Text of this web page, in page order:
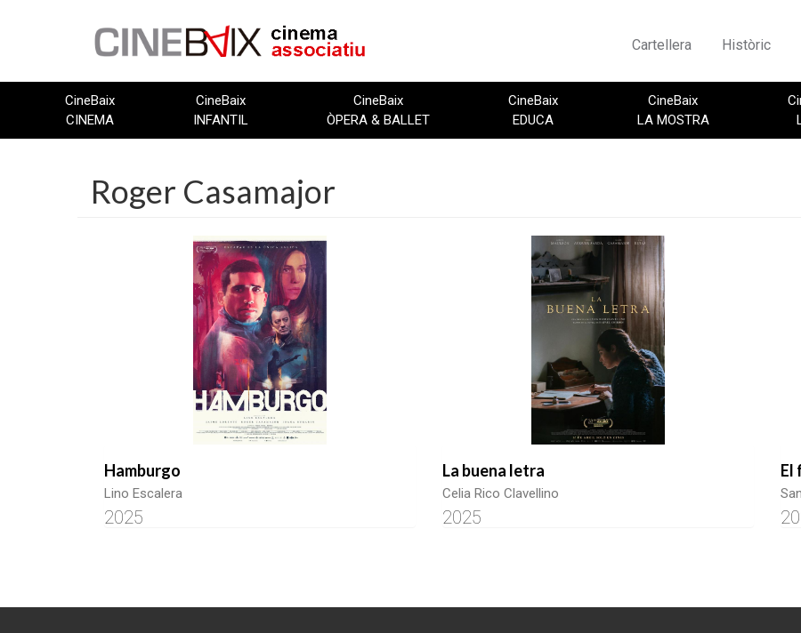
Cartellera Històric
CineBaix
CINEMA
CineBaix
INFANTIL
CineBaix
ÒPERA & BALLET
CineBaix
EDUCA
CineBaix
LA MOSTRA
Roger Casamajor
Hamburgo
Lino Escalera
2025
La buena letra
Celia Rico Clavellino
2025
El